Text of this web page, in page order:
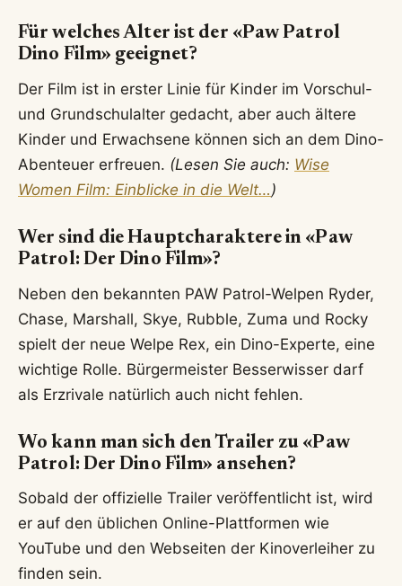
Für welches Alter ist der «Paw Patrol
Dino Film» geeignet?
Der Film ist in erster Linie für Kinder im Vorschul-
und Grundschulalter gedacht, aber auch ältere
Kinder und Erwachsene können sich an dem Dino-
Abenteuer erfreuen. (Lesen Sie auch: Wise
Women Film: Einblicke in die Welt…)
Wer sind die Hauptcharaktere in «Paw
Patrol: Der Dino Film»?
Neben den bekannten PAW Patrol-Welpen Ryder,
Chase, Marshall, Skye, Rubble, Zuma und Rocky
spielt der neue Welpe Rex, ein Dino-Experte, eine
wichtige Rolle. Bürgermeister Besserwisser darf
als Erzrivale natürlich auch nicht fehlen.
Wo kann man sich den Trailer zu «Paw
Patrol: Der Dino Film» ansehen?
Sobald der offizielle Trailer veröffentlicht ist, wird
er auf den üblichen Online-Plattformen wie
YouTube und den Webseiten der Kinoverleiher zu
finden sein.